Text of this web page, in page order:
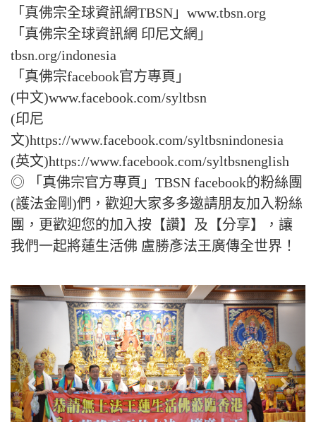
「真佛宗全球資訊網TBSN」www.tbsn.org
「真佛宗全球資訊網 印尼文網」
tbsn.org/indonesia
「真佛宗facebook官方專頁」
(中文)www.facebook.com/syltbsn
(印尼
文)https://www.facebook.com/syltbsnindonesia
(英文)https://www.facebook.com/syltbsnenglish
◎ 「真佛宗官方專頁」TBSN facebook的粉絲團
(護法金剛)們，歡迎大家多多邀請朋友加入粉絲
團，更歡迎您的加入按【讚】及【分享】，讓
我們一起將蓮生活佛 盧勝彥法王廣傳全世界！